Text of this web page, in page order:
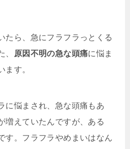
たら、急にフラフラっとくる
、
原因不明の急な頭痛に悩ま
ます。
に悩まされ、急な頭痛もあ
増えていたんですが、ある
す。フラフラやめまいはなん